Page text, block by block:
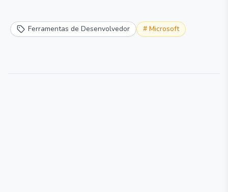
Ferramentas de Desenvolvedor # Microsoft